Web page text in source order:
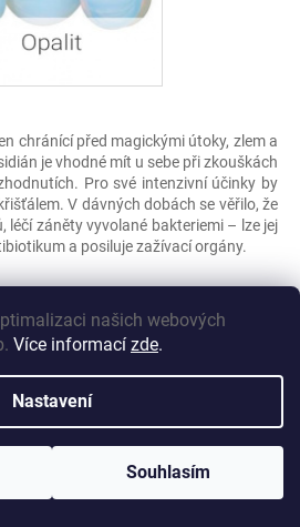
našich webových
Více informací zde.
Nastavení
Souhlasím
chránící před magickými útoky, zlem a
je vhodné mít u sebe při zkouškách
Pro své intenzivní účinky by
V dávných dobách se věřilo, že
léčí záněty vyvolané bakteriemi – lze jej
a posiluje zažívací orgány.
pomáhá při konfliktech všeho druhu,
přináší ráznost a vytrvalost. Dovoluje
osudu, pomáhá se zbavovat starých
život, snižuje strach a obavy.